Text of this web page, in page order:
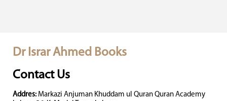
Dr Israr Ahmed Books
Contact Us
Addres: Markazi Anjuman Khuddam ul Quran Quran Academy